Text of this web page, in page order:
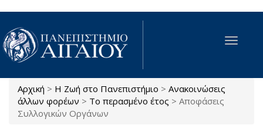
Παράκαμψη προς το κυρίως περιεχόμενο
Toggle
Είστε εδώ
Αρχική > Η Ζωή στο Πανεπιστήμιο > Ανακοινώσεις
άλλων φορέων > Το περασμένο έτος > Αποφάσεις
Συλλογικών Οργάνων